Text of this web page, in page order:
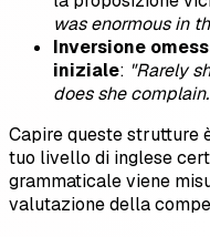
was enormous in
Inversione
iniziale: "Rarely
does she
Capire queste strutture
tuo livello di inglese
grammaticale viene
valutazione della